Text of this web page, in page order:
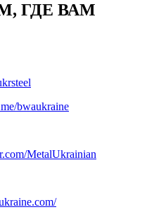
ГДЕ ВАМ
bwaukraine
MetalUkrainian